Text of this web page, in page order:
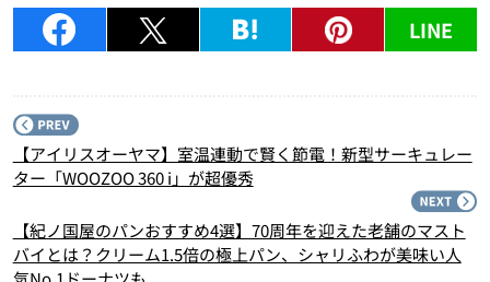
LINE
【アイリスオーヤマ】室温連動で賢く節電！新型サーキュレー
ター「WOOZOO 360 i」が超優秀
【紀ノ国屋のパンおすすめ4選】70周年を迎えた老舗のマスト
バイとは？クリーム1.5倍の極上パン、シャリふわが美味い人